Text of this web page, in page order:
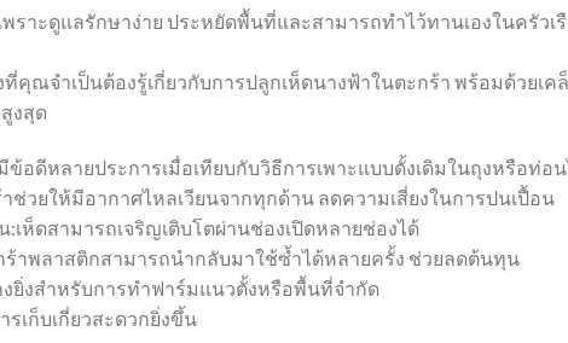
พราะดูแลรักษาง่าย ประหยัดพื้นที่และสามารถทำไว้ทานเองในครัวเ
คุณจำเป็นต้องรู้เกี่ยวกับการปลูกเห็ดนางฟ้าในตะกร้า พร้อมด้วยเค
งสุด
ข้อดีหลายประการเมื่อเทียบกับวิธีการเพาะแบบดั้งเดิมในถุงหรือท่อ
ช่วยให้มีอากาศไหลเวียนจากทุกด้าน ลดความเสี่ยงในการปนเปื้อน
ห็ดสามารถเจริญเติบโตผ่านช่องเปิดหลายช่องได้
าพลาสติกสามารถนำกลับมาใช้ซ้ำได้หลายครั้ง ช่วยลดต้นทุน
ยิ่งสำหรับการทำฟาร์มแนวตั้งหรือพื้นที่จำกัด
เก็บเกี่ยวสะดวกยิ่งขึ้น